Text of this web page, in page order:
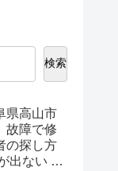
検索
高山市
障で修
の探し方
出ない 水